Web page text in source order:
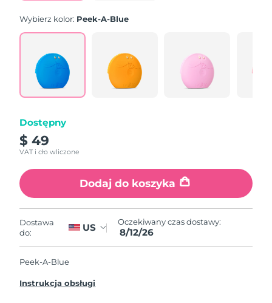
Wybierz kolor: Peek-A-Blue
Dostępny
$ 49
VAT i cło wliczone
Dodaj do koszyka
Dostawa
do:
US Oczekiwany czas dostawy:
8/12/26
Peek-A-Blue
Instrukcja obsługi